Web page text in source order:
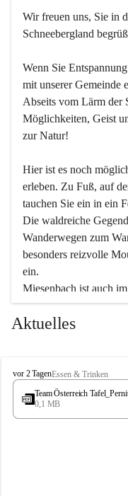
Wir freuen uns, Sie in
Schneebergland
Wenn Sie
mit unserer Gemeinde
Abseits vom Lärm der
Möglichkeiten, Geist
zur Natur!
Hier ist es noch
erleben. Zu Fuß, auf
tauchen Sie ein in ein
Die waldreiche
Wanderwegen zum
besonders reizvolle
ein.
Miesenbach ist auch
Eisstockschießen gibt
wunderschöne
vielfältige Angebot
Überzeugen Sie sich
in den
Wir kennen
Tradition und
Aktuelles
M
i
s
vor 2 TagenEssen & Trinken
Team Österreich
0,1 MB